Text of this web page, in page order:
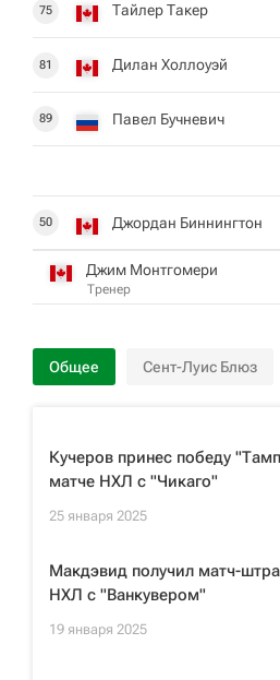
75 Тайлер Такер
81 Дилан Холлоуэй
89 Павел Бучневич
50 Джордан Биннингтон
Джим Монтгомери
Тренер
Общее Сент-Луис Блюз
Кучеров принес победу
матче НХЛ с "Чикаго"
25 января 2025
Макдэвид получил матч-
НХЛ с "Ванкувером"
19 января 2025